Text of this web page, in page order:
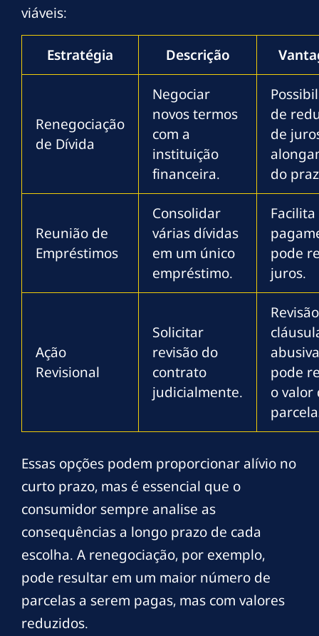
viáveis:
Estratégia Descrição
Renegociação
de Dívida
Negociar
novos termos
com a
instituição
financeira.
de
de
do
Reunião de
Empréstimos
Consolidar
várias dívidas
em um único
empréstimo.
Facilita
pode
juros.
Ação
Revisional
Solicitar
revisão do
contrato
judicialmente.
pode
o valor
Essas opções podem proporcionar alívio no
curto prazo, mas é essencial que o
consumidor sempre analise as
consequências a longo prazo de cada
escolha. A renegociação, por exemplo,
pode resultar em um maior número de
parcelas a serem pagas, mas com valores
reduzidos.